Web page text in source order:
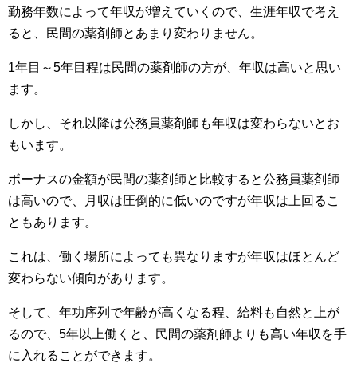
勤務年数によって年収が増えていくので、生涯年収で考え
ると、民間の薬剤師とあまり変わりません。
1年目～5年目程は民間の薬剤師の方が、年収は高いと思い
ます。
しかし、それ以降は公務員薬剤師も年収は変わらないとお
もいます。
ボーナスの金額が民間の薬剤師と比較すると公務員薬剤師
は高いので、月収は圧倒的に低いのですが年収は上回るこ
ともあります。
これは、働く場所によっても異なりますが年収はほとんど
変わらない傾向があります。
そして、年功序列で年齢が高くなる程、給料も自然と上が
るので、5年以上働くと、民間の薬剤師よりも高い年収を手
に入れることができます。